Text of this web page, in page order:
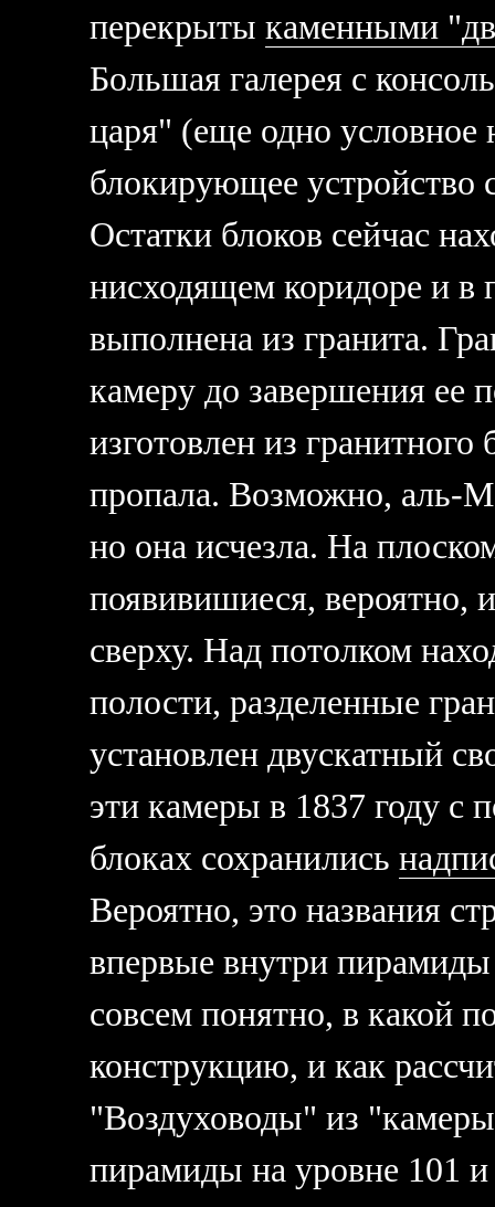
перекрыты каменными
Большая галерея с
царя" (еще одно условное
блокирующее устройство
Остатки блоков сейчас
нисходящем коридоре и в
выполнена из гранита.
камеру до завершения ее
изготовлен из
пропала. Возможно, аль-
но она исчезла. На
появивишиеся, вероятно,
сверху. Над потолком
полости, разделенные
установлен двускатный
эти камеры в 1837 году
блоках сохранились
Вероятно, это названия
впервые внутри
совсем понятно, в какой
конструкцию, и как
"Воздуховоды" из
пирамиды на уровне 101